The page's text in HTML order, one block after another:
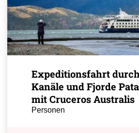
Expeditionsfahrt
Kanäle und Fjorde
mit Cruceros Australis
Personen